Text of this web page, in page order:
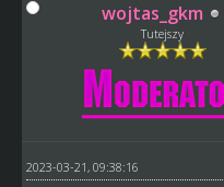
wojtas_gkm
Tutejszy
2023-03-21, 09:38:16